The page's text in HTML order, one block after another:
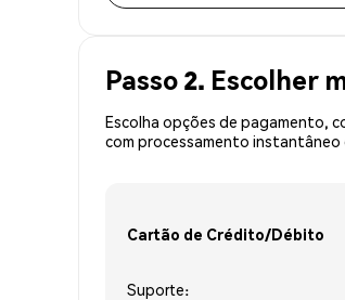
Passo 2. Escolher
Escolha opções de pagamento,
com processamento instantâneo
Cartão de Crédito/Débito
Suporte: